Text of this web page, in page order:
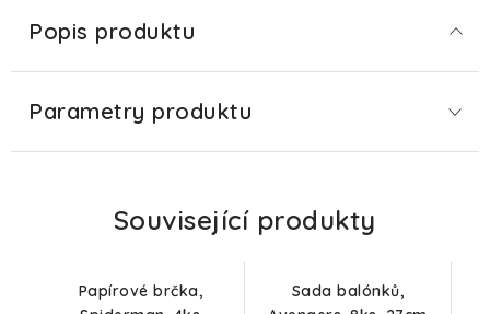
Popis produktu
Parametry produktu
Související produkty
Papírové brčka,
Sada balónků,